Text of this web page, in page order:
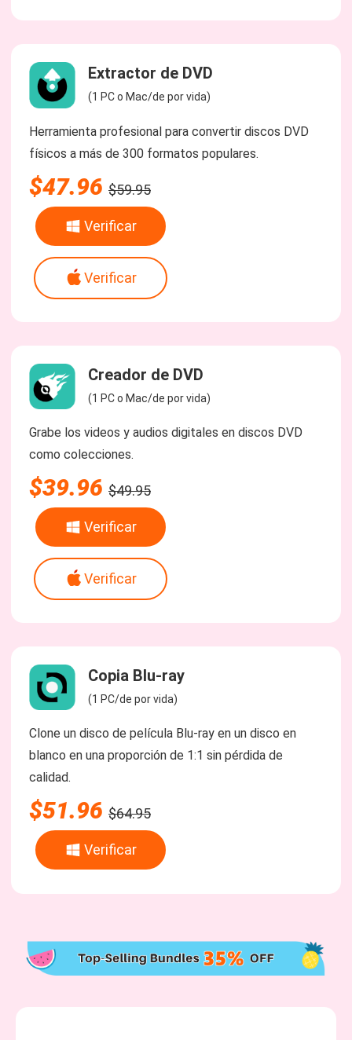
Extractor de DVD
(1 PC o Mac/de por vida)
Herramienta profesional para convertir discos DVD
físicos a más de 300 formatos populares.
$47.96 $59.95
Verificar
Verificar
Creador de DVD
(1 PC o Mac/de por vida)
Grabe los videos y audios digitales en discos DVD
como colecciones.
$39.96 $49.95
Verificar
Verificar
Copia Blu-ray
(1 PC/de por vida)
Clone un disco de película Blu-ray en un disco en
blanco en una proporción de 1:1 sin pérdida de
calidad.
$51.96 $64.95
Verificar